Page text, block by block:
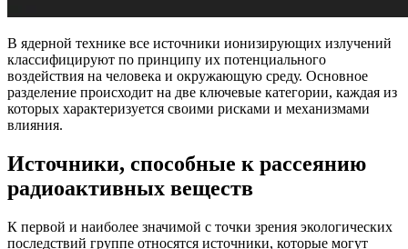
В ядерной технике все источники ионизирующих излучений
классифицируют по принципу их потенциального
воздействия на человека и окружающую среду. Основное
разделение происходит на две ключевые категории, каждая из
которых характеризуется своими рисками и механизмами
влияния.
Источники, способные к рассеянию
радиоактивных веществ
К первой и наиболее значимой с точки зрения экологических
последствий группе относятся источники, которые могут